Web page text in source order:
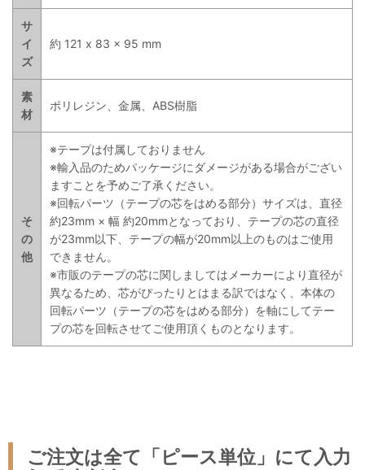
サ
イ
ズ
約 121 x 83 x 95 mm
素
材
ポリレジン、金属、ABS樹脂
そ
の
他
※テープは付属しておりません
※輸入品のためパッケージにダメージがある場合がござい
ますことを予めご了承ください。
※回転パーツ（テープの芯をはめる部分）サイズは、直径
約23mm × 幅 約20mmとなっており、テープの芯の直径
が23mm以下、テープの幅が20mm以上のものはご使用
できません。
※市販のテープの芯に関しましてはメーカーにより直径が
異なるため、芯がぴったりとはまる訳ではなく、本体の
回転パーツ（テープの芯をはめる部分）を軸にしてテー
プの芯を回転させてご使用頂くものとなります。
ご注文は全て「ピース単位」にて入力